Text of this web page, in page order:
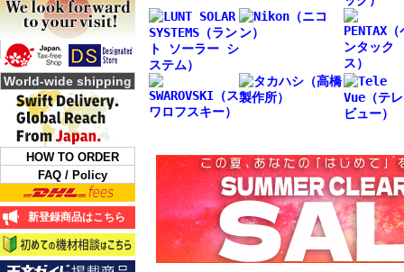
World-wide shipping
HOW TO ORDER
FAQ / Policy
新登録商品はこちら